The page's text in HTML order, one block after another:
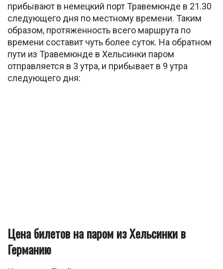
прибывают в немецкий порт Травемюнде в 21.30
следующего дня по местному времени. Таким
образом, протяженность всего маршрута по
времени составит чуть более суток. На обратном
пути из Травемюнде в Хельсинки паром
отправляется в 3 утра, и прибывает в 9 утра
следующего дня:
Цена билетов на паром из Хельсинки в
Германию